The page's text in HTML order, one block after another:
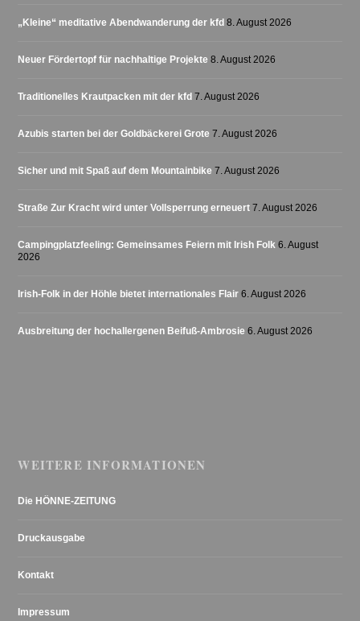
„Kleine“ meditative Abendwanderung der kfd 8. August 2026
Neuer Fördertopf für nachhaltige Projekte 8. August 2026
Traditionelles Krautpacken mit der kfd 7. August 2026
Azubis starten bei der Goldbäckerei Grote 7. August 2026
Sicher und mit Spaß auf dem Mountainbike 7. August 2026
Straße Zur Kracht wird unter Vollsperrung erneuert 7. August 2026
Campingplatzfeeling: Gemeinsames Feiern mit Irish Folk 6. August
2026
Irish-Folk in der Höhle bietet internationales Flair 6. August 2026
Ausbreitung der hochallergenen Beifuß-Ambrosie 6. August 2026
WEITERE INFORMATIONEN
Die HÖNNE-ZEITUNG
Druckausgabe
Kontakt
Impressum